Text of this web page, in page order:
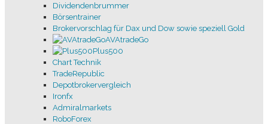
Mittelkurs berechnen
Börse / Investment / Charttechnik
MT4/5 Tips und Tricks
Russell2000
Danke-slm
JustTrade
Discord
Risikohinweis
Impressum / AGBs
Kontakt usw.
Dividendenbrummer
Börsentrainer
Brokervorschlag für Dax und Dow sowie speziell Gold
AVAtradeGo
Plus500
Chart Technik
TradeRepublic
Depotbrokervergleich
Ironfx
Admiralmarkets
RoboForex